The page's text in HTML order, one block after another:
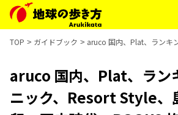
TOP ガイドブック aruco 国内、Plat、ランキ
aruco 国内、Plat、ラン
ニック、Resort Style、